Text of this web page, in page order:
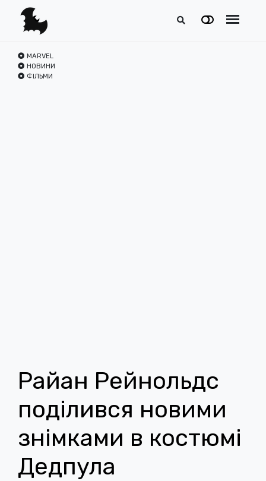
MARVEL
НОВИНИ
ФІЛЬМИ
Райан Рейнольдс
поділився новими
знімками в костюмі
Дедпула